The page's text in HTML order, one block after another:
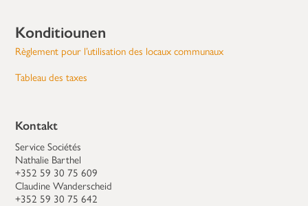
Konditiounen
Règlement pour l’utilisation des locaux communaux
Tableau des taxes
Kontakt
Service Sociétés
Nathalie Barthel
+352 59 30 75 609
Claudine Wanderscheid
+352 59 30 75 642